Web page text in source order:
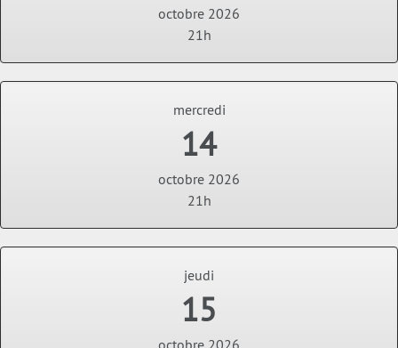
octobre 2026
21h
mercredi
14
octobre 2026
21h
jeudi
15
octobre 2026